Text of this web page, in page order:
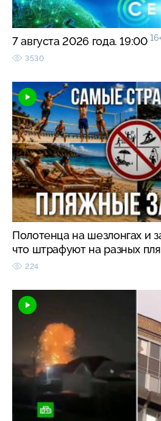
7 августа 2026 года. 19:00 16+
3530
Полотенца на шезлонгах и
что штрафуют на разных
224